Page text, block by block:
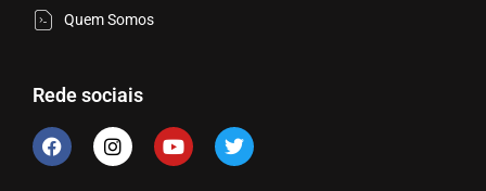
Quem Somos
Rede sociais